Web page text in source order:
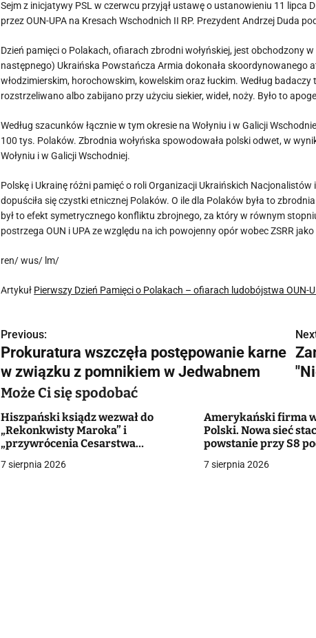
Sejm z inicjatywy PSL w czerwcu przyjął ustawę o ustanowieniu 11
przez OUN-UPA na Kresach Wschodnich II RP. Prezydent Andrzej Duda
Dzień pamięci o Polakach, ofiarach zbrodni wołyńskiej, jest obchodzony
następnego) Ukraińska Powstańcza Armia dokonała
włodzimierskim, horochowskim, kowelskim oraz łuckim. Według
rozstrzeliwano albo zabijano przy użyciu siekier, wideł, noży. Było to
Według szacunków łącznie w tym okresie na Wołyniu i w Galicji
100 tys. Polaków. Zbrodnia wołyńska spowodowała polski odwet, w
Wołyniu i w Galicji Wschodniej.
Polskę i Ukrainę różni pamięć o roli Organizacji Ukraińskich
dopuściła się czystki etnicznej Polaków. O ile dla Polaków była to
był to efekt symetrycznego konfliktu zbrojnego, za który w równym
postrzega OUN i UPA ze względu na ich powojenny opór wobec ZSRR
ren/ wus/ lm/
Artykuł Pierwszy Dzień Pamięci o Polakach – ofiarach ludobójstwa OUN-
N
a
w
i
g
a
Previous:
Prokuratura wszczęła postępowanie karne
w związku z pomnikiem w Jedwabnem
Może Ci się spodobać
Hiszpański ksiądz wezwał do
„Rekonkwisty Maroka” i
„przywrócenia Cesarstwa
7 sierpnia 2026
Amerykański firma
Polski. Nowa sieć
powstanie przy S8
7 sierpnia 2026